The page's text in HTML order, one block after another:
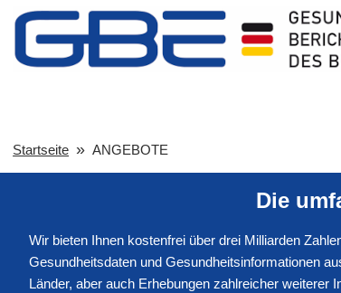
Startseite ANGEBOTE
Die
Wir bieten Ihnen kostenfrei über drei Milliarden
Gesundheitsdaten und Gesundheitsinformationen
Länder, aber auch Erhebungen zahlreicher weiterer